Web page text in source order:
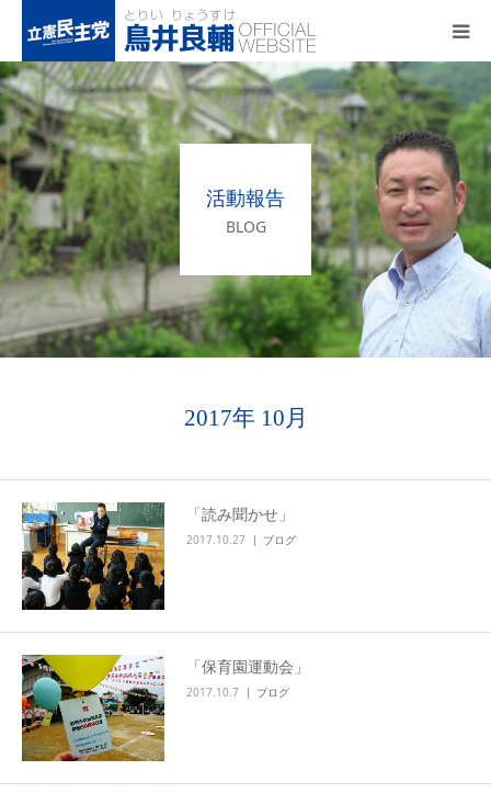
活動報告
BLOG
2017年 10月
「読み聞かせ」
2017.10.27 ブログ
「保育園運動会」
2017.10.7 ブログ
トップページ
基本政策
プロフィール
事務所アクセス
活動報告